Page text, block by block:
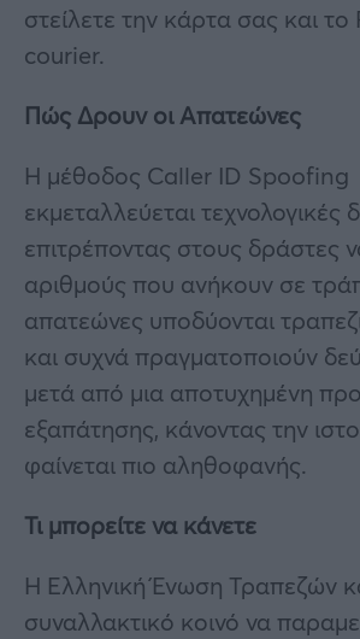
στείλετε την κάρτα σας και
courier.
Πώς Δρουν οι Απατεώνες
Η μέθοδος Caller ID Spoofing
εκμεταλλεύεται τεχνολογικές
επιτρέποντας στους δράστες
αριθμούς που ανήκουν σε
απατεώνες υποδύονται
και συχνά πραγματοποιούν
μετά από μια αποτυχημένη
εξαπάτησης, κάνοντας την
φαίνεται πιο αληθοφανής.
Τι μπορείτε να κάνετε
Η Ελληνική Ένωση Τραπεζών
συναλλακτικό κοινό να